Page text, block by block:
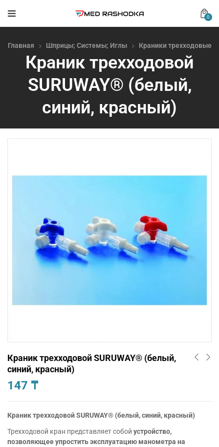
0
Главная Шприцы; Системы; Иглы Краники трехходовые
Краник трехходовой
SURUWAY® (белый,
синий, красный)
Краник трехходовой SURUWAY® (белый,
синий, красный)
147 ₸
Краник трехходовой SURUWAY® (белый, синий, красный)
Трехходовой кран представляет собой устройство,
позволяющее упростить эксплуатацию манометра на